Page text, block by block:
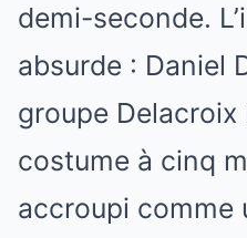
demi-seconde.
absurde : Daniel
groupe Delacroix
costume à cinq
accroupi comme